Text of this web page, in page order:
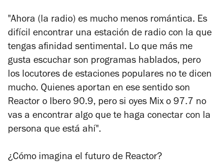
"Ahora (la radio) es mucho menos romántica. Es
difícil encontrar una estación de radio con la que
tengas afinidad sentimental. Lo que más me
gusta escuchar son programas hablados, pero
los locutores de estaciones populares no te dicen
mucho. Quienes aportan en ese sentido son
Reactor o Ibero 90.9, pero si oyes Mix o 97.7 no
vas a encontrar algo que te haga conectar con la
persona que está ahí".
¿Cómo imagina el futuro de Reactor?